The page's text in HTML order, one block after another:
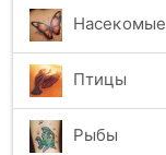
Насекомые
Птицы
Рыбы